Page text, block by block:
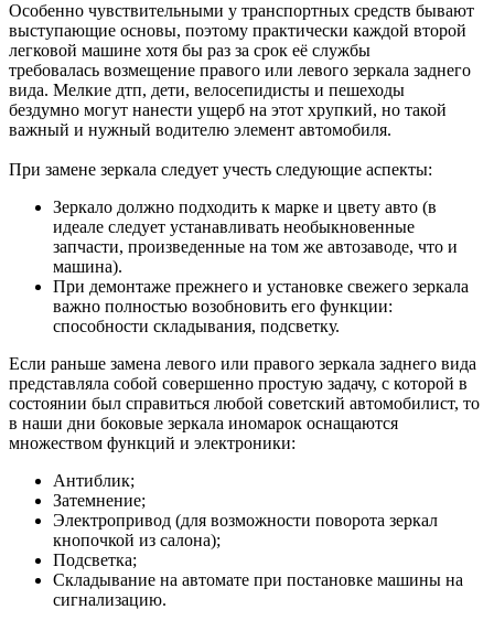
Особенно чувствительными у транспортных средств бывают
выступающие основы, поэтому практически каждой второй
легковой машине хотя бы раз за срок её службы
требовалась возмещение правого или левого зеркала заднего
вида. Мелкие дтп, дети, велосепидисты и пешеходы
бездумно могут нанести ущерб на этот хрупкий, но такой
важный и нужный водителю элемент автомобиля.
При замене зеркала следует учесть следующие аспекты:
Зеркало должно подходить к марке и цвету авто (в
идеале следует устанавливать необыкновенные
запчасти, произведенные на том же автозаводе, что и
машина).
При демонтаже прежнего и установке свежего зеркала
важно полностью возобновить его функции:
способности складывания, подсветку.
Если раньше замена левого или правого зеркала заднего вида
представляла собой совершенно простую задачу, с которой в
состоянии был справиться любой советский автомобилист, то
в наши дни боковые зеркала иномарок оснащаются
множеством функций и электроники:
Антиблик;
Затемнение;
Электропривод (для возможности поворота зеркал
кнопочкой из салона);
Подсветка;
Складывание на автомате при постановке машины на
сигнализацию.